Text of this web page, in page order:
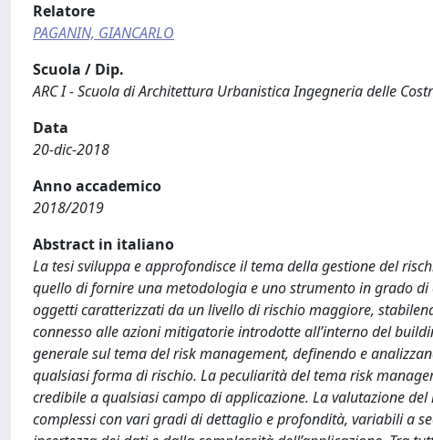
Relatore
PAGANIN, GIANCARLO
Scuola / Dip.
ARC I - Scuola di Architettura Urbanistica Ingegneria delle
Data
20-dic-2018
Anno accademico
2018/2019
Abstract in italiano
La tesi sviluppa e approfondisce il tema della gestione del
quello di fornire una metodologia e uno strumento in grado
oggetti caratterizzati da un livello di rischio maggiore,
connesso alle azioni mitigatorie introdotte all’interno del
generale sul tema del risk management, definendo e
qualsiasi forma di rischio. La peculiarità del tema risk
credibile a qualsiasi campo di applicazione. La valutazione
complessi con vari gradi di dettaglio e profondità, variabili a